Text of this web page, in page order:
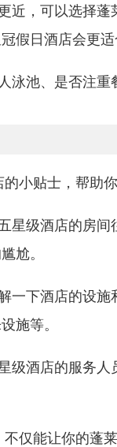
近，可以选择
假日酒店会更
泳池、是否注
小贴士，帮助
星级酒店的房间
尬。
一下酒店的设施
施等。
级酒店的服务
仅能让你的蓬